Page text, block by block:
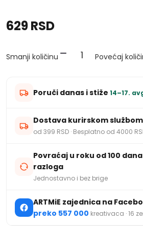
629 RSD
Smanji količinu Povećaj
Poruči danas i stiže 14–17.
Dostava kurirskom službom
od 399 RSD · Besplatno od 4000
Povraćaj u roku od 100
razloga
Jednostavno i bez brige
ARTMiE zajednica na
preko 557 000 kreativaca · 16